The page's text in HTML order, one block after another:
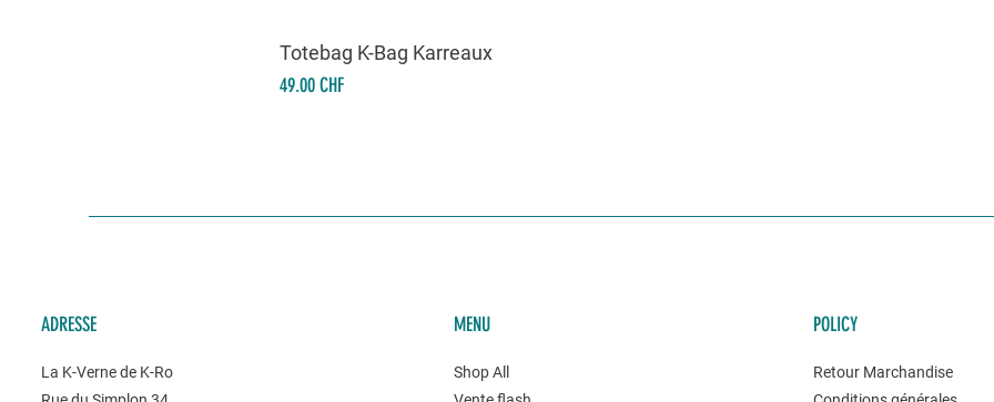
Totebag K-Bag Karreaux
Prix
49.00 CHF
ADRESSE
La K-Verne de K-Ro
MENU
Shop All
POLICY
Retour Marchandise